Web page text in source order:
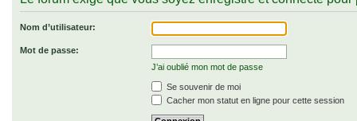
Nom d’utilisateur:
Mot de passe:
J’ai oublié mon mot de passe
Se souvenir de moi
Cacher mon statut en ligne pour cette session